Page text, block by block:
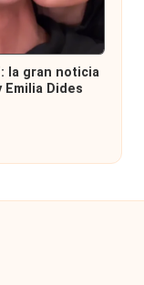
la gran noticia
Emilia Dides